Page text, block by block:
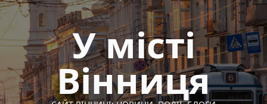
Перейти
до
вмісту
У місті
Вінниця